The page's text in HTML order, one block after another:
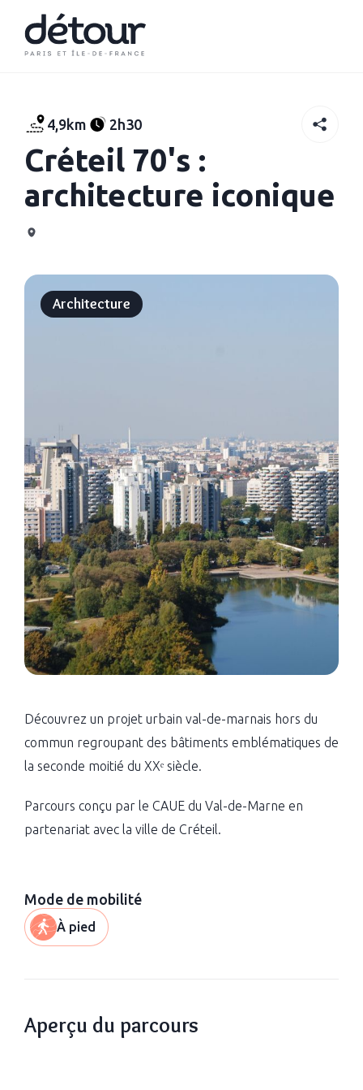
4,9km 2h30
Créteil 70's :
architecture iconique
Architecture
Découvrez un projet urbain val-de-marnais hors du
commun regroupant des bâtiments emblématiques de
la seconde moitié du XXᵉ siècle.
Parcours conçu par le CAUE du Val-de-Marne en
partenariat avec la ville de Créteil.
Mode de mobilité
À pied
Aperçu du parcours